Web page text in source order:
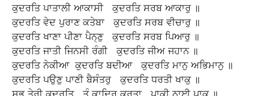
ਕੁਦਰਤਿ ਪਾਤਾਲੀ ਆਕਾਸੀ ਕੁਦਰਤਿ ਸਰਬ ਆਕਾਰੁ ॥
ਕੁਦਰਤਿ ਵੇਦ ਪੁਰਾਣ ਕਤੇਬਾ ਕੁਦਰਤਿ ਸਰਬ ਵੀਚਾਰੁ ॥
ਕੁਦਰਤਿ ਖਾਣਾ ਪੀਣਾ ਪੈਨ੍ਣੁ ਕੁਦਰਤਿ ਸਰਬ ਪਿਆਰੁ ॥
ਕੁਦਰਤਿ ਜਾਤੀ ਜਿਨਸੀ ਰੰਗੀ ਕੁਦਰਤਿ ਜੀਅ ਜਹਾਨ ॥
ਕੁਦਰਤਿ ਨੇਕੀਆ ਕੁਦਰਤਿ ਬਦੀਆ ਕੁਦਰਤਿ ਮਾਨੁ ਅਭਿਮਾਨੁ ॥
ਕੁਦਰਤਿ ਪਉਣੁ ਪਾਣੀ ਬੈਸੰਤਰੁ ਕੁਦਰਤਿ ਧਰਤੀ ਖਾਕੁ ॥
ਸਭ ਤੇਰੀ ਕੁਦਰਤਿ ਤੂੰ ਕਾਦਿਰੁ ਕਰਤਾ ਪਾਕੀ ਨਾਈ ਪਾਕੁ ॥